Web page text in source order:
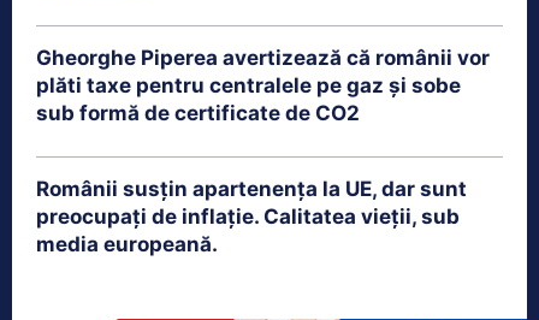
Gheorghe Piperea avertizează că românii vor
plăti taxe pentru centralele pe gaz și sobe
sub formă de certificate de CO2
Românii susțin apartenența la UE, dar sunt
preocupați de inflație. Calitatea vieții, sub
media europeană.